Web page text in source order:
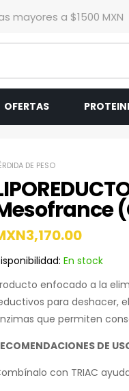
mayores a $1500 MXN
OFERTAS
DE PESO
3,170.00
En stock
enfocado a la
para deshacer,
que permiten
DE
con TRIAC